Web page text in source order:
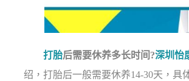
打胎后需要休养多长时间?深圳怡
绍，打胎后一般需要休养14-30天，具